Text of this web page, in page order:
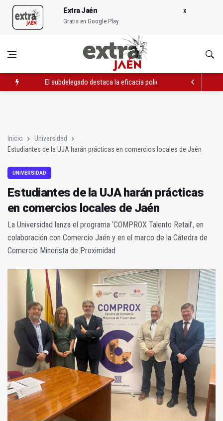
Extra Jaén
Gratis en Google Play
El subdelegado destaca la eficacia policial y la seguridad en
Inicio
Universidad
Estudiantes de la UJA harán prácticas en comercios locales de Jaén
UNIVERSIDAD
Estudiantes de la UJA harán prácticas
en comercios locales de Jaén
La Universidad lanza el programa ‘COMPROX Talento Retail’, en
colaboración con Comercio Jaén y en el marco de la Cátedra de
Comercio Minorista de Proximidad